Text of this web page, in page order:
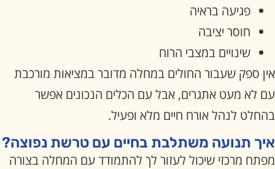
פגיעה בראיה
חוסר יציבה
שינויים במצבי הרוח
אין ספק שעבור החולים במחלה מדובר במציאות מורכבת
עם לא מעט אתגרים, אבל עם הכלים הנכונים אפשר
בהחלט לנהל אורח חיים מלא ופעיל.
איך תנועה משתלבת בחיים עם טרשת נפוצה?
מפתח מרכזי שיכול לעזור לך להתמודד עם המחלה בצורה